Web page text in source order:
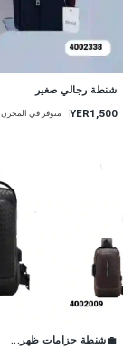
شنطة رجالي صغير
YER1,500 متوفر في المخزن
💼شنطة حزامات ظهر...